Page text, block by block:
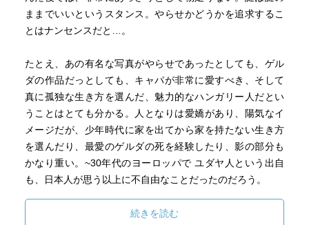
ままでいいというスタンス。やらせかどうかを追求するこ
とはナンセンスだと…。
たとえ、あの有名な写真がやらせであったとしても、ゲル
ダの作品だっとしても、キャパが非常に愛すべき、そして
真に孤独な生き方を選んだ、魅力的なハンガリー人だとい
うことはとても分かる。人となりは愛嬌があり、陽気なイ
メージだが、少年時代に家を出てから家を持たない生き方
を選んだり、最愛のゲルダの死を経験したり、影の部分も
かなり重い。~30年代のヨーロッパで ユダヤ人という出自
も、日本人が思う以上に不自由なことだったのだろう。
続きを読む